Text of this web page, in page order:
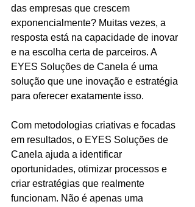
das empresas que crescem
exponencialmente? Muitas vezes, a
resposta está na capacidade de inovar
e na escolha certa de parceiros. A
EYES Soluções de Canela é uma
solução que une inovação e estratégia
para oferecer exatamente isso.
Com metodologias criativas e focadas
em resultados, o EYES Soluções de
Canela ajuda a identificar
oportunidades, otimizar processos e
criar estratégias que realmente
funcionam. Não é apenas uma